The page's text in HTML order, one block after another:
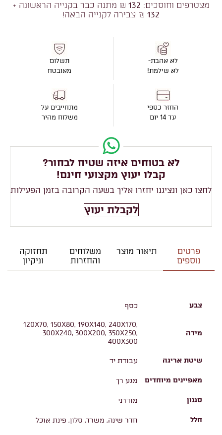
מצטרפים וחוסכים: 132 ₪ מתנה כבר בקנייה הראשונה +
132 ₪ צבירה לקנייה הבאה!
לא אהבת-
לא שילמת!
החזר כספי
עד 14 יום
תשלום
מאובטח
מתחייבים על
משלוח מהיר
לא בטוחים איזה שטיח לבחור?
קבלו יעוץ מקצועי חינם!
לחצו כאן ונציגנו יחזרו אליך בשעה הקרובה בזמן הפעילות
לקבלת יעוץ
פרטים
נוספים
תיאור מוצר
משלוחים
והחזרות
תחזוקה
וניקיון
צבע כסף
מידה
120X70, 150X80, 190X140, 240X170,
300X240, 300X200, 350X250,
400X300
שיטת אריגה עבודת יד
מאפיינים מיוחדים מגע רך
סגנון מודרני
חלל חדר שינה, משרד, סלון, פינת אוכל